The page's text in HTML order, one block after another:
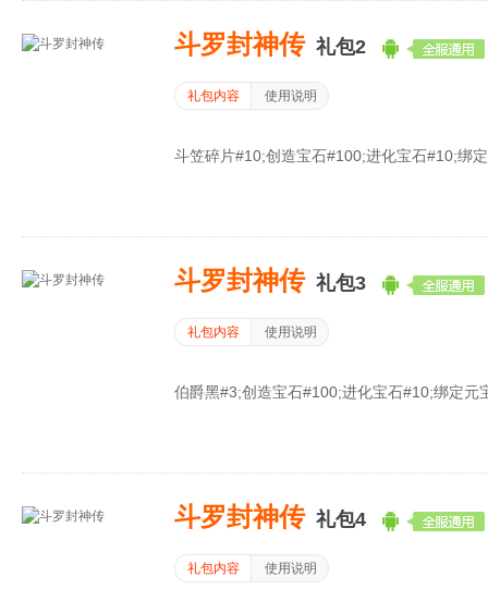
斗罗封神传 礼包2
礼包内容 使用说明
斗笠碎片#10;创造宝石#100;进化宝石#10;绑
斗罗封神传 礼包3
礼包内容 使用说明
伯爵黑#3;创造宝石#100;进化宝石#10;绑定元
斗罗封神传 礼包4
礼包内容 使用说明